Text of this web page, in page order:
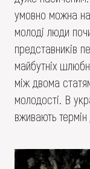
умовно можна
молоді люди
представників
майбутніх
між двома
молодості. В
вживають термін